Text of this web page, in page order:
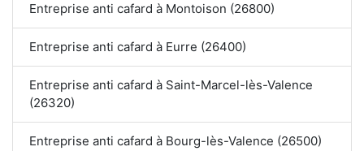
Entreprise anti cafard à Montoison (26800)
Entreprise anti cafard à Eurre (26400)
Entreprise anti cafard à Saint-Marcel-lès-Valence
(26320)
Entreprise anti cafard à Bourg-lès-Valence (26500)